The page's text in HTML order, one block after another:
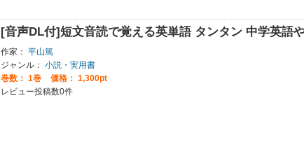
[音声DL付]短文音読で覚える英単語 タンタン 中学英語
作家： 平山篤
ジャンル： 小説・実用書
巻数： 1巻
価格： 1,300pt
レビュー投稿数0件